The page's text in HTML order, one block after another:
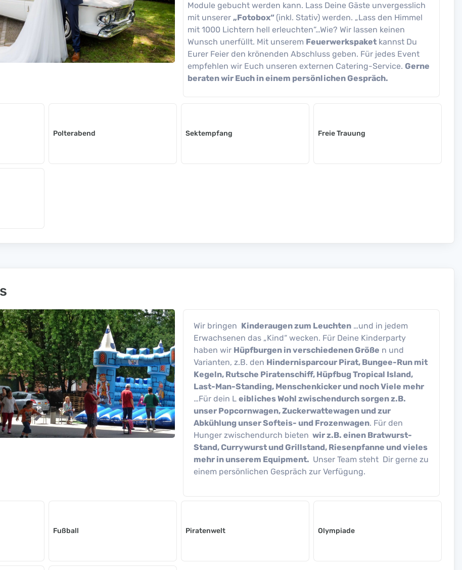
Module gebucht werden kann. Lass Deine Gäste unvergesslich
mit unserer „Fotobox“ (inkl. Stativ) werden. „Lass den Himmel
mit 1000 Lichtern hell erleuchten“…Wie? Wir lassen keinen
Wunsch unerfüllt. Mit unserem Feuerwerkspaket kannst Du
Eurer Feier den krönenden Abschluss geben. Für jedes Event
empfehlen wir Euch unseren externen Catering-Service. Gerne
beraten wir Euch in einem persönlichen Gespräch.
Polterabend Sektempfang Freie Trauung
Wir bringen Kinderaugen zum Leuchten …und in jedem
Erwachsenen das „Kind“ wecken. Für Deine Kinderparty
haben wir Hüpfburgen in verschiedenen Größe n und
Varianten, z.B. den Hindernisparcour Pirat, Bungee-Run mit
Kegeln, Rutsche Piratenschiff, Hüpfbug Tropical Island,
Last-Man-Standing, Menschenkicker und noch Viele mehr
…Für dein L eibliches Wohl zwischendurch sorgen z.B.
unser Popcornwagen, Zuckerwattewagen und zur
Abkühlung unser Softeis- und Frozenwagen. Für den
Hunger zwischendurch bieten wir z.B. einen Bratwurst-
Stand, Currywurst und Grillstand, Riesenpfanne und vieles
mehr in unserem Equipment. Unser Team steht Dir gerne zu
einem persönlichen Gespräch zur Verfügung.
Fußball Piratenwelt Olympiade